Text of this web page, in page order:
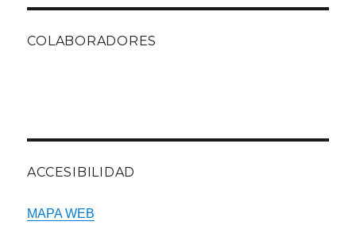
COLABORADORES
ACCESIBILIDAD
MAPA WEB